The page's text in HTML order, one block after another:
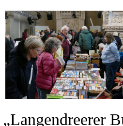
„Langendreerer